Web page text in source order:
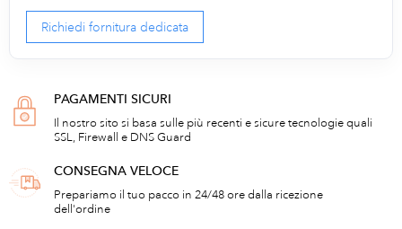
Richiedi fornitura dedicata
PAGAMENTI SICURI
Il nostro sito si basa sulle più recenti e sicure tecnologie quali
SSL, Firewall e DNS Guard
CONSEGNA VELOCE
Prepariamo il tuo pacco in 24/48 ore dalla ricezione
dell'ordine